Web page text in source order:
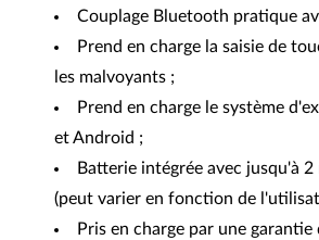
Couplage Bluetooth pratique
Prend en charge la saisie de
les malvoyants ;
Prend en charge le système
et Android ;
Batterie intégrée avec jusqu'à
(peut varier en fonction de
Pris en charge par une garantie